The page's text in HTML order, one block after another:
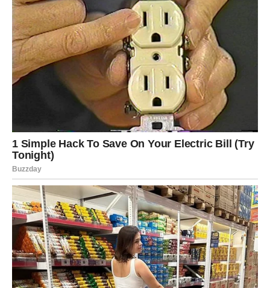
Napravite tijesto:
U drugoj posudi umutiti jaja, jogurt, prstohvat soli i papra.
Postupno dodajte pšenično brašno i malo maslinovog ulja i
miješajte dok smjesa ne postane glatka.
Spoji sve:
Pomiješajte smjesu od jogurta sa smjesom od krumpira dok
se dobro ne sjedini.
Pripremite za pečenje:
Zagrijte pećnicu na 360°F (180°C).
Lim za pečenje obložiti papirom za pečenje i malo premazati
maslinovim uljem.